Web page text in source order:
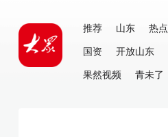
推荐 山东 热点
国资
开放山东
果然视频
青未了